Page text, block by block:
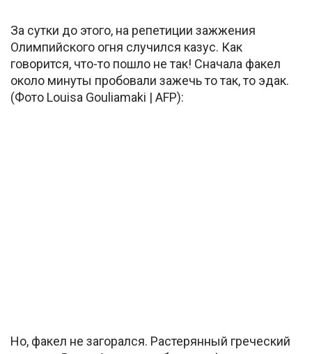
За сутки до этого, на репетиции зажжения
Олимпийского огня случился казус. Как
говорится, что-то пошло не так! Сначала факел
около минуты пробовали зажечь то так, то эдак.
(Фото Louisa Gouliamaki | AFP):
Но, факел не загорался. Растерянный греческий